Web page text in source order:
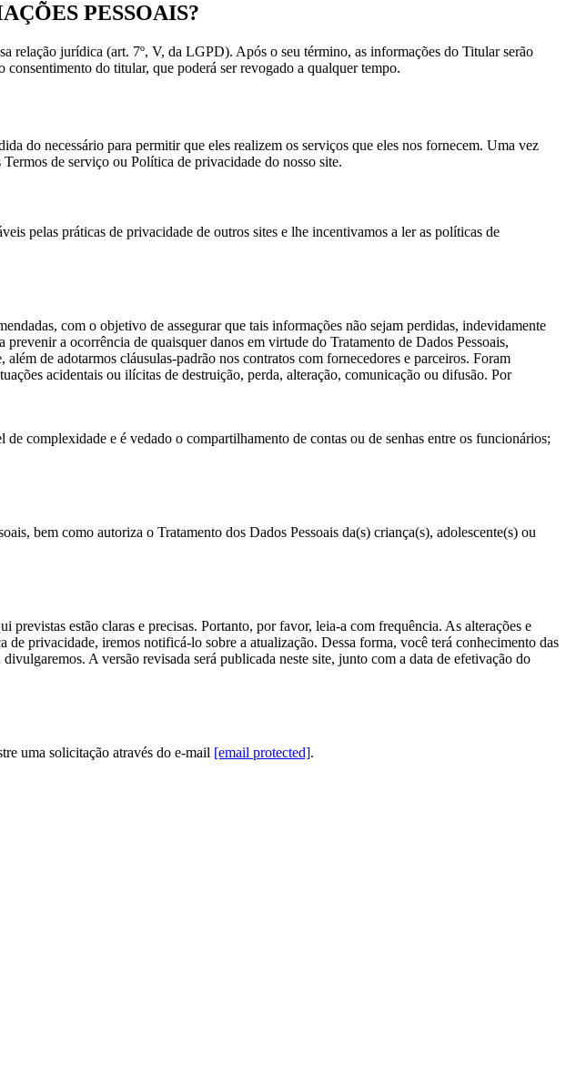
PESSOAIS?
relação jurídica (art. 7º, V, da LGPD). Após o seu término, as informações do Titular serão
do titular, que poderá ser revogado a qualquer tempo.
do necessário para permitir que eles realizem os serviços que eles nos fornecem. Uma vez
de serviço ou Política de privacidade do nosso site.
pelas práticas de privacidade de outros sites e lhe incentivamos a ler as políticas de
com o objetivo de assegurar que tais informações não sejam perdidas, indevidamente
a ocorrência de quaisquer danos em virtude do Tratamento de Dados Pessoais,
de adotarmos cláusulas-padrão nos contratos com fornecedores e parceiros. Foram
acidentais ou ilícitas de destruição, perda, alteração, comunicação ou difusão. Por
complexidade e é vedado o compartilhamento de contas ou de senhas entre os funcionários;
bem como autoriza o Tratamento dos Dados Pessoais da(s) criança(s), adolescente(s) ou
estão claras e precisas. Portanto, por favor, leia-a com frequência. As alterações e
privacidade, iremos notificá-lo sobre a atualização. Dessa forma, você terá conhecimento das
A versão revisada será publicada neste site, junto com a data de efetivação do
uma solicitação através do e-mail [email protected].